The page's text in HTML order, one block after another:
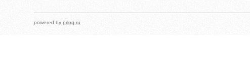
powered byprlog.ru